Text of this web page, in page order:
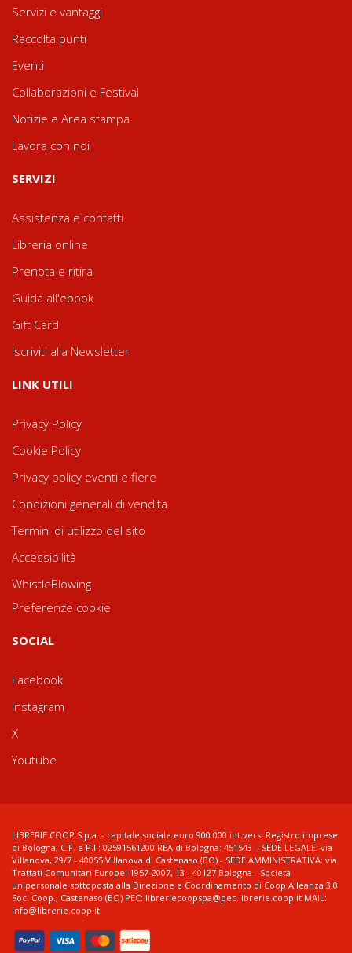
Servizi e vantaggi
Raccolta punti
Eventi
Collaborazioni e Festival
Notizie e Area stampa
Lavora con noi
SERVIZI
Assistenza e contatti
Libreria online
Prenota e ritira
Guida all'ebook
Gift Card
Iscriviti alla Newsletter
LINK UTILI
Privacy Policy
Cookie Policy
Privacy policy eventi e fiere
Condizioni generali di vendita
Termini di utilizzo del sito
Accessibilità
WhistleBlowing
Preferenze cookie
SOCIAL
Facebook
Instagram
X
Youtube
LIBRERIE.COOP S.p.a. - capitale sociale euro 900.000 int.vers. Registro imprese
di Bologna, C.F. e P.I.: 02591561200 REA di Bologna: 451543 ; SEDE LEGALE: via
Villanova, 29/7 - 40055 Villanova di Castenaso (BO) - SEDE AMMINISTRATIVA: via
Trattati Comunitari Europei 1957-2007, 13 - 40127 Bologna - Società
unipersonale sottoposta alla Direzione e Coordinamento di Coop Alleanza 3.0
Soc. Coop., Castenaso (BO) PEC: libreriecoopspa@pec.librerie.coop.it MAIL:
info@librerie.coop.it